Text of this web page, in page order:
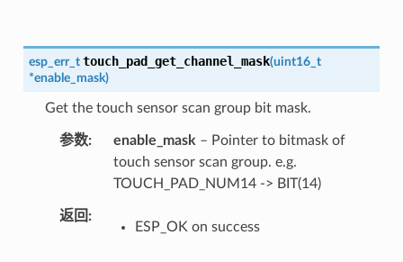
esp_err_t touch_pad_get_channel_mask(uint16_t
*enable_mask)
Get the touch sensor scan group bit mask.
参数 enable_mask – Pointer to bitmask of
touch sensor scan group. e.g.
TOUCH_PAD_NUM14 -> BIT(14)
返回
ESP_OK on success